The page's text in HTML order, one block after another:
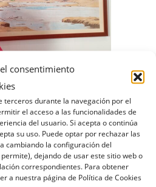
consentimiento
terceros durante la navegación por el
el acceso a las funcionalidades de
del usuario. Si acepta o continúa
su uso. Puede optar por rechazar las
cambiando la configuración del
dejando de usar este sitio web o
correspondientes. Para obtener
a nuestra página de Política de Cookies